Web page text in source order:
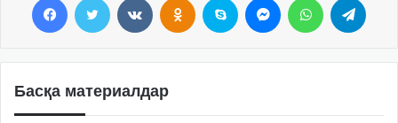
Басқа материалдар